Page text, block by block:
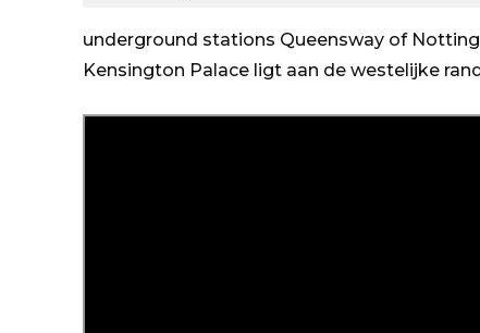
underground stations Queensway of Notting
Kensington Palace ligt aan de westelijke